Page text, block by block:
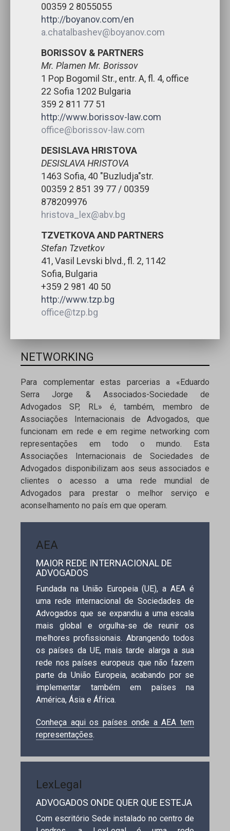
00359 2 8055055
http://boyanov.com/en
a.chatalbashev@boyanov.com
BORISSOV & PARTNERS
Mr. Plamen Mr. Borissov
1 Pop Bogomil Str., entr. A, fl. 4, office
22 Sofia 1202 Bulgaria
359 2 811 77 51
http://www.borissov-law.com
office@borissov-law.com
DESISLAVA HRISTOVA
DESISLAVA HRISTOVA
1463 Sofia, 40 "Buzludja"str.
00359 2 851 39 77 / 00359
878209976
hristova_lex@abv.bg
TZVETKOVA AND PARTNERS
Stefan Tzvetkov
41, Vasil Levski blvd., fl. 2, 1142
Sofia, Bulgaria
+359 2 981 40 50
http://www.tzp.bg
office@tzp.bg
NETWORKING
Para complementar estas parcerias a «Eduardo
Serra Jorge & Associados-Sociedade de
Advogados SP, RL» é, também, membro de
Associações Internacionais de Advogados, que
funcionam em rede e em regime networking com
representações em todo o mundo. Esta
Associações Internacionais de Sociedades de
Advogados disponibilizam aos seus associados e
clientes o acesso a uma rede mundial de
Advogados para prestar o melhor serviço e
aconselhamento no país em que operam.
AEA
MAIOR REDE INTERNACIONAL DE
ADVOGADOS
Fundada na União Europeia (UE), a AEA é
uma rede internacional de Sociedades de
Advogados que se expandiu a uma escala
mais global e orgulha-se de reunir os
melhores profissionais. Abrangendo todos
os países da UE, mais tarde alarga a sua
rede nos países europeus que não fazem
parte da União Europeia, acabando por se
implementar também em países na
América, Ásia e África.
Conheça aqui os países onde a AEA tem
representações.
LexLegal
ADVOGADOS ONDE QUER QUE ESTEJA
Com escritório Sede instalado no centro de